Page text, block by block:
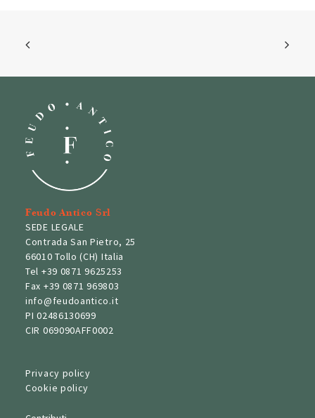
Feudo Antico Srl
SEDE LEGALE
Contrada San Pietro, 25
66010 Tollo (CH) Italia
Tel +39 0871 9625253
Fax +39 0871 969803
info@feudoantico.it
PI 02486130699
CIR 069090AFF0002
Privacy policy
Cookie policy